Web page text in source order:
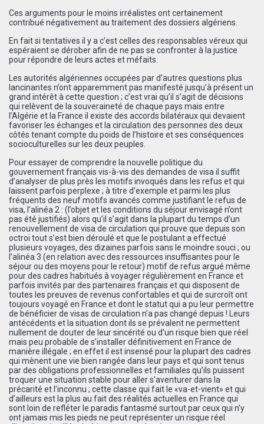
Ces arguments pour le moins irréalistes ont certainement
contribué négativement au traitement des dossiers algériens.
En fait si tentatives il y a c’est celles des responsables véreux qui
espéraient se dérober afin de ne pas se confronter à la justice
pour répondre de leurs actes et méfaits.
Les autorités algériennes occupées par d’autres questions plus
lancinantes n’ont apparemment pas manifesté jusqu’à présent un
grand intérêt à cette question ; c’est vrai qu’il s’agit de décisions
qui relèvent de la souveraineté de chaque pays mais entre
l’Algérie et la France il existe des accords bilatéraux qui devaient
favoriser les échanges et la circulation des personnes des deux
côtés tenant compte du poids de l’histoire et ses conséquences
socioculturelles sur les deux peuples.
Pour essayer de comprendre la nouvelle politique du
gouvernement français vis-à-vis des demandes de visa il suffit
d’analyser de plus près les motifs invoqués dans les refus et qui
laissent parfois perplexe ; à titre d’exemple et parmi les plus
fréquents des neuf motifs avancés comme justifiant le refus de
visa, l’alinéa 2 : (l’objet et les conditions du séjour envisagé n’ont
pas été justifiés) alors qu’il s’agit dans la plupart du temps d’un
renouvellement de visa de circulation qui prouve que depuis son
octroi tout s’est bien déroulé et que le postulant a effectué
plusieurs voyages, des dizaines parfois sans le moindre souci ; ou
l’alinéa 3 (en relation avec des ressources insuffisantes pour le
séjour ou des moyens pour le retour) motif de refus argué même
pour des cadres habitués à voyager régulièrement en France et
parfois invités par des partenaires français et qui disposent de
toutes les preuves de revenus confortables et qui de surcroît ont
toujours voyagé en France et dont le statut qui a pu leur permettre
de bénéficier de visas de circulation n’a pas changé depuis ! Leurs
antécédents et la situation dont ils se prévalent ne permettent
nullement de douter de leur sincérité ou d’un risque bien que réel
mais peu probable de s’installer définitivement en France de
manière illégale ; en effet il est insensé pour la plupart des cadres
qui mènent une vie bien rangée dans leur pays et qui sont tenus
par des obligations professionnelles et familiales qu’ils puissent
troquer une situation stable pour aller s’aventurer dans la
précarité et l’inconnu ; cette classe qui fait le «va-et-vient» et qui
d’ailleurs est la plus au fait des réalités actuelles en France qui
sont loin de refléter le paradis fantasmé surtout par ceux qui n’y
ont jamais mis les pieds ne peut représenter un risque réel